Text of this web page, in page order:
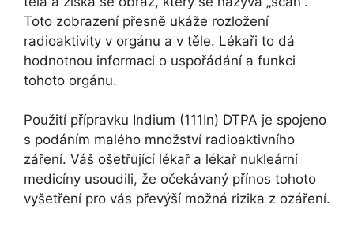
Toto zobrazení přesně ukáže rozložení
radioaktivity v orgánu a v těle. Lékaři to dá
hodnotnou informaci o uspořádání a funkci
tohoto orgánu.
Použití přípravku Indium (111In) DTPA je spojeno
s podáním malého množství radioaktivního
záření. Váš ošetřující lékař a lékař nukleární
medicíny usoudili, že očekávaný přínos tohoto
vyšetření pro vás převýší možná rizika z ozáření.